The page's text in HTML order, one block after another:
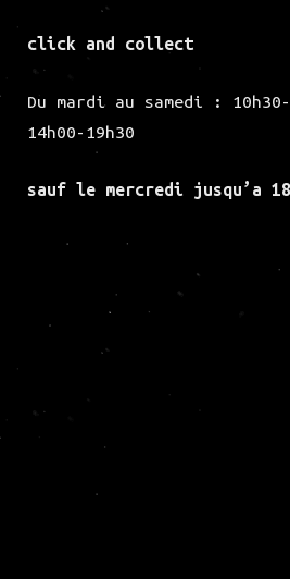
click and collect
Du mardi au samedi :
14h00-19h30
sauf le mercredi jusqu’a